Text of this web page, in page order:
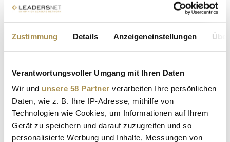
Zustimmung Details Anzeigeneinstellungen
Verantwortungsvoller Umgang mit Ihren Daten
Wir und unsere 58 Partner verarbeiten Ihre persönlichen
Daten, wie z. B. Ihre IP-Adresse, mithilfe von
Technologien wie Cookies, um Informationen auf Ihrem
Gerät zu speichern und darauf zuzugreifen und so
personalisierte Werbung und Inhalte, Messungen von
Telekom ist die wertvollste Marke Europas
NEWS | 21.01.2025
Das auf Bewertung spezialisierte Unternehmen Brand Finance
die 500 wertvollsten Marken ermittelt. In den Top Ten bleibt
neben den USA nur für asiatische Nationen Platz;
amerikanische Tech-Riesen dominieren insbesondere die
vordersten Plätze....